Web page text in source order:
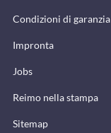
Condizioni di garanzia
Impronta
Jobs
Reimo nella stampa
Sitemap